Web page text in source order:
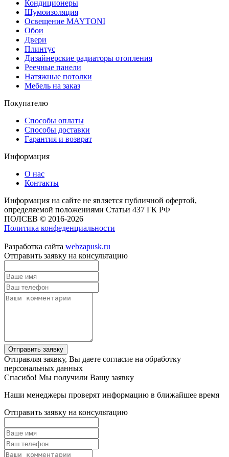
Кондиционеры
Шумоизоляция
Освещение MAYTONI
Обои
Двери
Плинтус
Дизайнерские радиаторы отопления
Реечные панели
Натяжные потолки
Мебель на заказ
Покупателю
Способы оплаты
Способы доставки
Гарантия и возврат
Информация
О нас
Контакты
Информация на сайте не является публичной офертой,
определяемой положениями Статьи 437 ГК РФ
ПОЛСЕВ © 2016-2026
Политика конфеденциальности
Разработка сайта webzapusk.ru
Отправить заявку на консультацию
Отправить заявку
Отправляя заявку, Вы даете согласие на обработку
персональных данных
Спасибо! Мы получили Вашу заявку
Наши менеджеры проверят информацию в ближайшее время
Отправить заявку на консультацию